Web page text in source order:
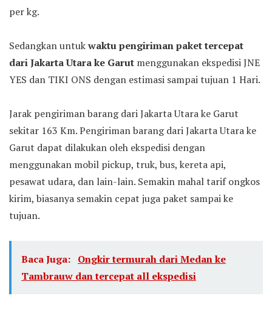
per kg.
Sedangkan untukwaktu pengiriman paket tercepat
dari Jakarta Utara ke Garut menggunakan ekspedisi JNE
YES dan TIKI ONS dengan estimasi sampai tujuan 1 Hari.
Jarak pengiriman barang dari Jakarta Utara ke Garut
sekitar 163 Km. Pengiriman barang dari Jakarta Utara ke
Garut dapat dilakukan oleh ekspedisi dengan
menggunakan mobil pickup, truk, bus, kereta api,
pesawat udara, dan lain-lain. Semakin mahal tarif ongkos
kirim, biasanya semakin cepat juga paket sampai ke
tujuan.
Baca Juga: Ongkir termurah dari Medan ke
Tambrauw dan tercepat all ekspedisi